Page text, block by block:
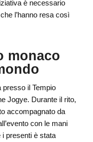
è necessario
l’hanno resa così
monaco
presso ilTempio
Jogye. Durante il rito,
accompagnato da
con le mani
i presenti è stata